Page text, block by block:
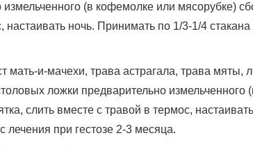
(в кофемолке или мясорубке)
настаивать ночь. Принимать по 1/3-1/4
мать-и-мачехи, трава астрагала, трава мяты,
ложки предварительно измельченного
слить вместе с травой в термос,
лечения при гестозе 2-3 месяца.